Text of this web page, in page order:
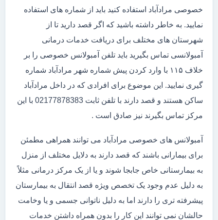
خصوصی مرادآباد استفاده کنید باید از شماره های استفاده
نمایید. به خاطر داشته باشید که اگر قصد دارید تا از
شهرستان های مختلف برای دریافت خدمات درمانی
آمبولانسی تماس بگیرید باید تلفن آمبولانس خصوصی را بر
خلاف ۱۱۵ با وارد کردن پیش شماره شهر مرادآباد شماره
گیری نمایید. این موضوع برای افرادی که در داخل مرادآباد
ساکن هستند و قصد دارند با تلفن ثابت 02177878383 با این
مرکز تماس بگیرند نیز صادق است .
آمبولانس های خصوصی مرادآباد می توانند همراهی مطمئن
برای بیمارانی باشند که قصد دارند به دلایل مختلف از منزل
به بیمارستانی خاص جابجا شوند و یا از یک مرکز درمانی مثلاً
به دلیل عدم وجود یک تخصص ویژه قصد انتقال به بیمارستان
پیشرفته تری را دارند اما به دلیل ناتوانی جسمی و یا وخامت
حالشان نمی توانند این کار را بدون همراه داشتن خدمات